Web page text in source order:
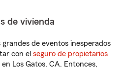
de vivienda
grandes de eventos inesperados
con el seguro de propietarios
Los Gatos, CA. Entonces,